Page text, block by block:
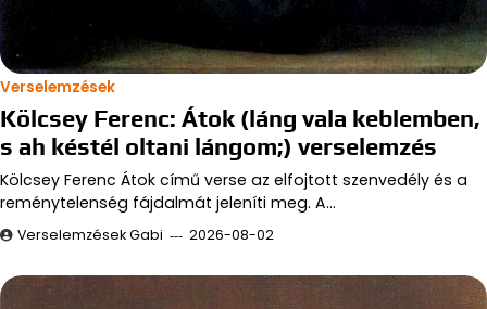
Verselemzések
Kölcsey Ferenc: Átok (láng vala keblemben,
s ah késtél oltani lángom;) verselemzés
Kölcsey Ferenc Átok című verse az elfojtott szenvedély és a
reménytelenség fájdalmát jeleníti meg. A…
Verselemzések Gabi 2026-08-02